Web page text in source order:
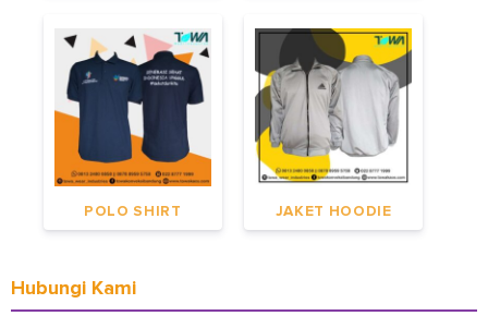
POLO SHIRT JAKET HOODIE
Hubungi Kami